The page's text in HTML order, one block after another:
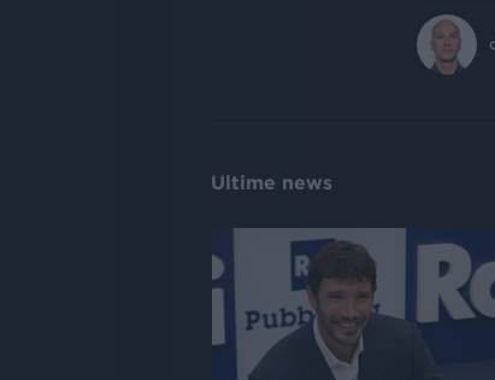
Ultime news